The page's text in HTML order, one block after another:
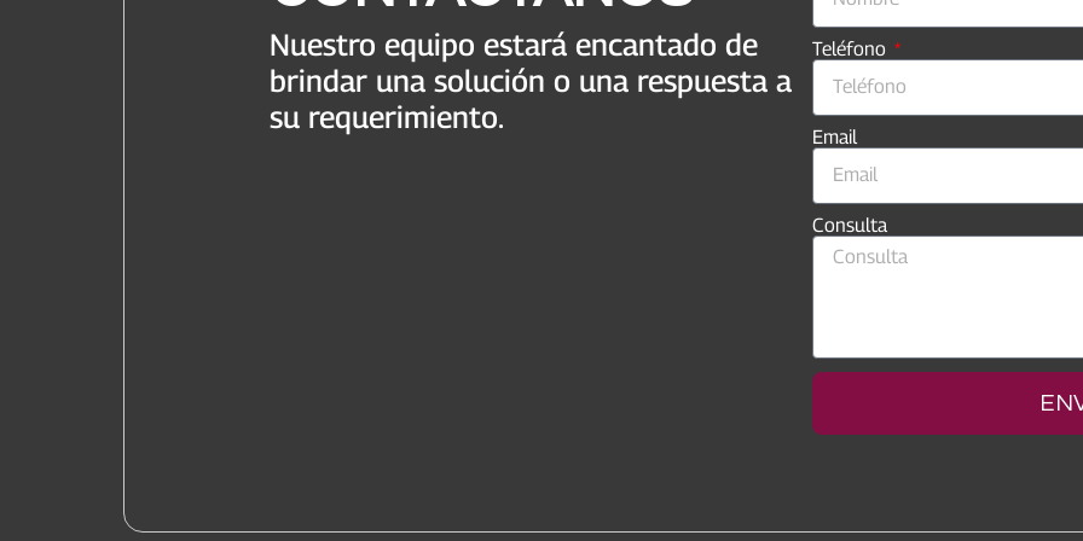
Nuestro equipo estará encantado de
brindar una solución o una respuesta a
su requerimiento.
Teléfono
Email
Consulta